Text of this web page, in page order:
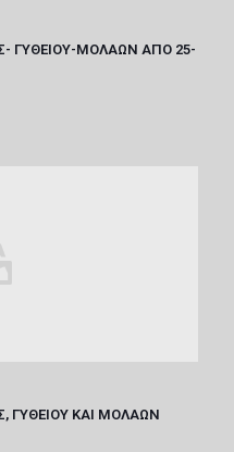
ΓΥΘΕΙΟΥ-ΜΟΛΑΩΝ ΑΠΟ 25-
ΓΥΘΕΙΟΥ ΚΑΙ ΜΟΛΑΩΝ